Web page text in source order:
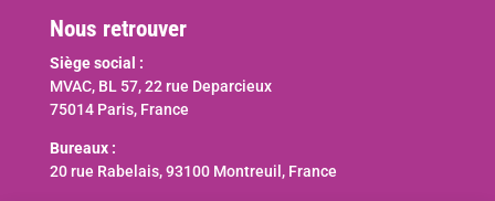
Nous retrouver
Siège social :
MVAC, BL 57, 22 rue Deparcieux
75014 Paris, France
Bureaux :
20 rue Rabelais, 93100 Montreuil, France